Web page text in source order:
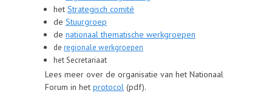
het Strategisch comité
de Stuurgroep
de nationaal thematische werkgroepen
de regionale werkgroepen
het Secretariaat
Lees meer over de organisatie van het Nationaal
Forum in het protocol (pdf).